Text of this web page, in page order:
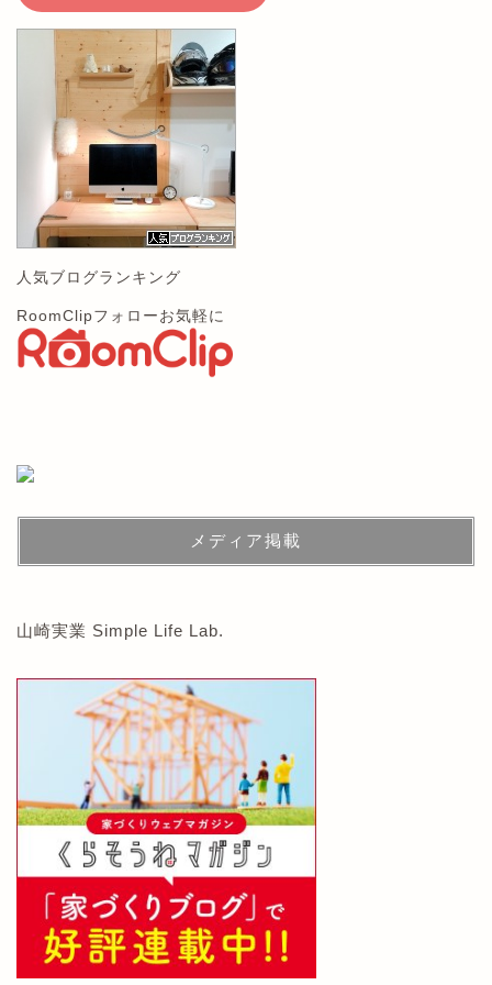
人気ブログランキング
RoomClipフォローお気軽に
メディア掲載
山崎実業 Simple Life Lab.